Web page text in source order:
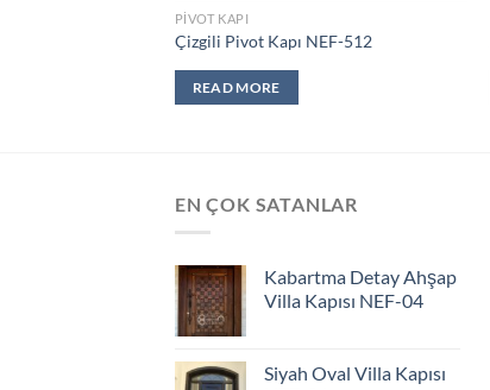
PIVOT KAPI
Çizgili Pivot Kapı NEF-512
READ MORE
EN ÇOK SATANLAR
Kabartma Detay Ahşap
Villa Kapısı NEF-04
Siyah Oval Villa Kapısı